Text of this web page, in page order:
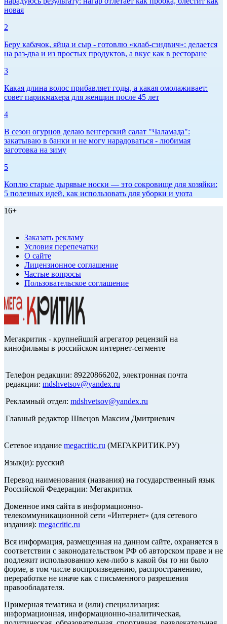
новая
2
Беру кабачок, яйца и сыр - готовлю «клаб-сэндвич»: делается
на раз-два и из простых продуктов, а вкус как в ресторане
3
Какая длина волос прибавляет годы, а какая омолаживает:
совет парикмахера для женщин после 45 лет
4
В сезон огурцов делаю венгерский салат "Чаламада":
закатываю в банки и не могу нарадоваться - любимая
заготовка на зиму
5
Коплю старые дырявые носки — это сокровище для хозяйки:
5 полезных идей, как использовать для уборки и уюта
16+
Заказать рекламу
Условия перепечатки
О сайте
Лицензионное соглашение
Частые вопросы
Пользовательское соглашение
Мегакритик - крупнейший агрегатор рецензий на
кинофильмы в российском интернет-сегменте
Телефон редакции: 89220866202, электронная почта
редакции: mdshvetsov@yandex.ru
Рекламный отдел: mdshvetsov@yandex.ru
Главный редактор Швецов Максим Дмитриевич
Сетевое издание megacritic.ru (МЕГАКРИТИК.РУ)
Язык(и): русский
Перевод наименования (названия) на государственный язык
Российской Федерации: Мегакритик
Доменное имя сайта в информационно-
телекоммуникационной сети «Интернет» (для сетевого
издания): megacritic.ru
Вся информация, размещенная на данном сайте, охраняется в
соответствии с законодательством РФ об авторском праве и не
подлежит использованию кем-либо в какой бы то ни было
форме, в том числе воспроизведению, распространению,
переработке не иначе как с письменного разрешения
правообладателя.
Примерная тематика и (или) специализация:
информационная, информационно-аналитическая,